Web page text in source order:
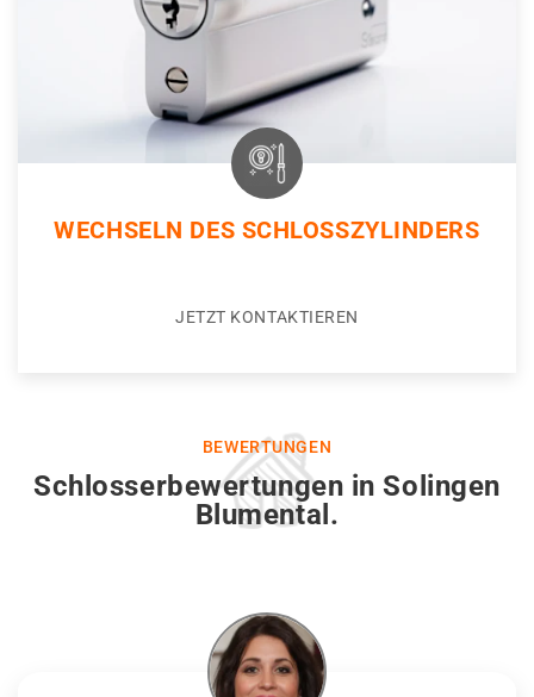
WECHSELN DES SCHLOSSZYLINDERS
JETZT KONTAKTIEREN
BEWERTUNGEN
Schlosserbewertungen in Solingen
Blumental.